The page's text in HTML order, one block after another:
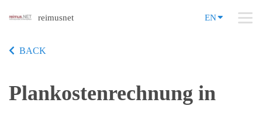
reimusnet EN
BACK
Plankostenrechnung in